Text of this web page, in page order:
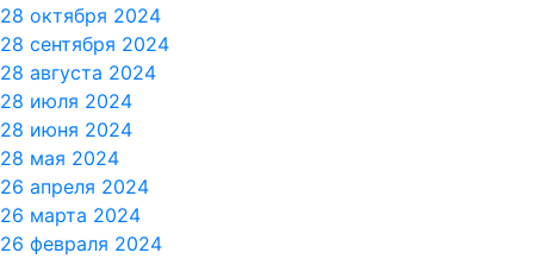
28 октября 2024
28 сентября 2024
28 августа 2024
28 июля 2024
28 июня 2024
28 мая 2024
26 апреля 2024
26 марта 2024
26 февраля 2024